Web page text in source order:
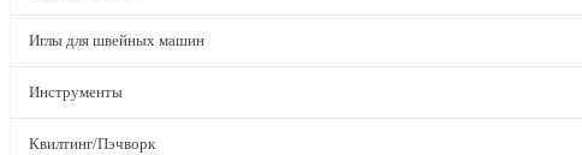
Иглы для швейных машин
Инструменты
Квилтинг/Пэчворк